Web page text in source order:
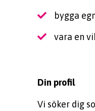
bygga
vara en
Din profil
Vi söker dig